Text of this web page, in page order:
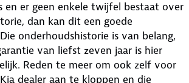
en er geen enkele twijfel bestaat over
dan kan dit een goede
onderhoudshistorie is van belang,
van liefst zeven jaar is hier
Reden te meer om ook zelf voor
dealer aan te kloppen en die